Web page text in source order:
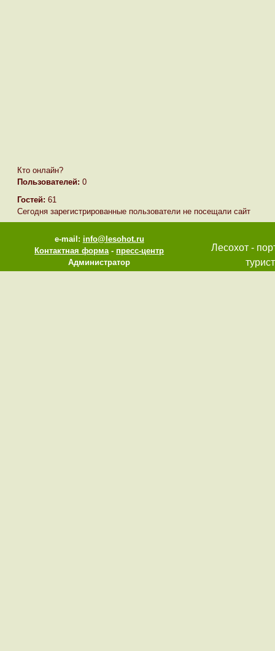
Кто онлайн?
Пользователей: 0
Гостей: 61
Сегодня зарегистрированные пользователи не посещали сайт
e-mail: info@lesohot.ru
Контактная форма-пресс-центр
Администратор
Лесохот -